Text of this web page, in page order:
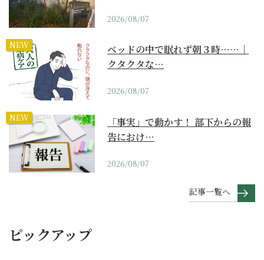
2026/08/07
NEW
ベッドの中で眠れず朝３時……｜
クタクタな…
2026/08/07
NEW
「事実」で動かす！ 部下からの報
告におけ…
2026/08/07
記事一覧へ
ピックアップ